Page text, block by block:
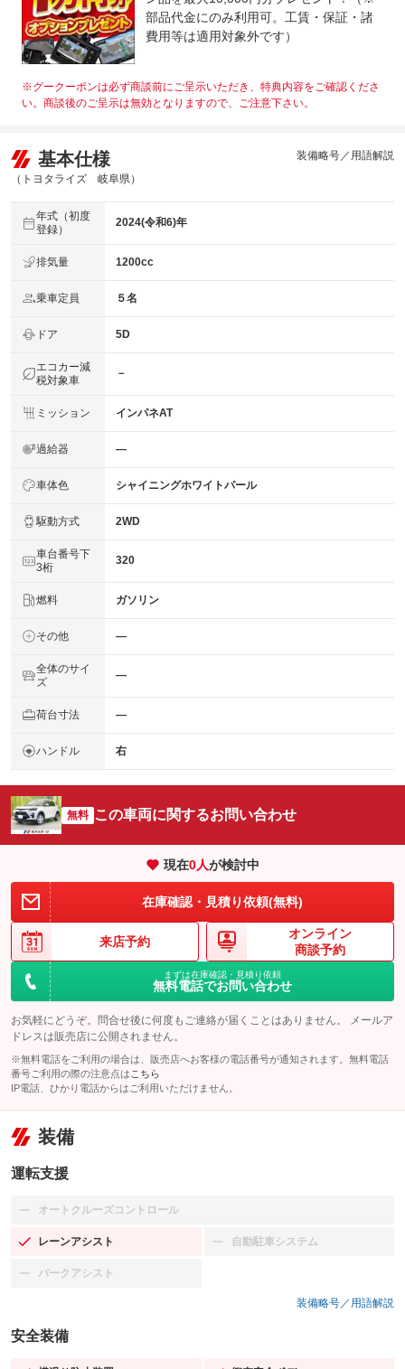
部品代金にのみ利用可。工賃・保証・諸
費用等は適用対象外です）
※グークーポンは必ず商談前にご呈示いただき、特典内容をご確認くださ
い。商談後のご呈示は無効となりますので、ご注意下さい。
基本仕様
（トヨタライズ 岐阜県）
装備略号／用語解説
年式（初度
登録）
2024(令和6)年
排気量 1200cc
乗車定員 ５名
ドア 5D
エコカー減
税対象車
－
ミッション インパネAT
過給器 ―
車体色 シャイニングホワイトパール
駆動方式 2WD
車台番号下
3桁
320
燃料 ガソリン
その他 ―
全体のサイ
ズ
―
荷台寸法 ―
ハンドル 右
無料 この車両に関するお問い合わせ
現在0人が検討中
在庫確認・見積り依頼(無料)
来店予約
オンライン
商談予約
まずは在庫確認・見積り依頼
無料電話でお問い合わせ
お気軽にどうぞ。問合せ後に何度もご連絡が届くことはありません。 メールア
ドレスは販売店に公開されません。
※無料電話をご利用の場合は、販売店へお客様の電話番号が通知されます。無料電話
番号ご利用の際の注意点は こちら
IP電話、ひかり電話からはご利用いただけません。
装備
運転支援
オートクルーズコントロール
：装備なし
レーンアシスト
：装備あり 自動駐車システム
：装備なし
パークアシスト
：装備なし
装備略号／用語解説
安全装備